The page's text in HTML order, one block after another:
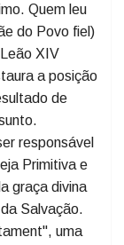
palestra na
Nacional do
Quem leu
do Povo fiel)
XIV
a posição
de
responsável
Primitiva e